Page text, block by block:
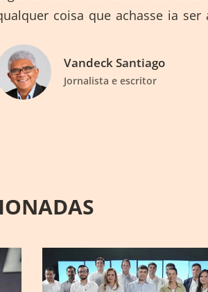
coisa que achasse ia
Vandeck Santiago
Jornalista e escritor